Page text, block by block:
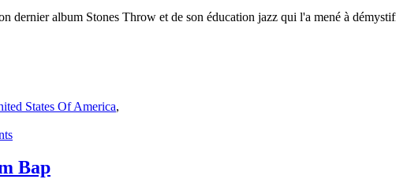
dernier album Stones Throw et de son éducation jazz qui l'a mené à
States Of America,
Bap